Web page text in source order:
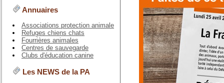
Annuaires
Associations protection animale
Refuges chiens chats
Fourrières animales
Centres de sauvegarde
Clubs d'éducation canine
Les NEWS de la PA